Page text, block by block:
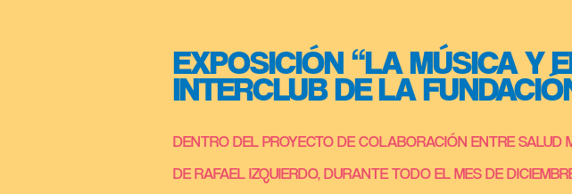
EXPOSICIÓN “LA MÚSICA Y
INTERCLUB DE LA
DENTRO DEL PROYECTO DE COLABORACIÓN ENTRE
DE RAFAEL IZQUIERDO, DURANTE TODO EL MES DE